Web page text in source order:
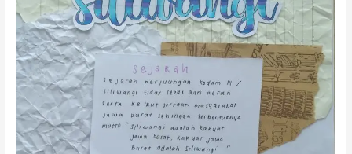
Museum
Mandala
Wangsit
Siliwangi